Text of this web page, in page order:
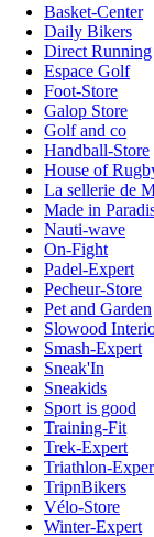
Basket-Center
Daily Bikers
Direct Running
Espace Golf
Foot-Store
Galop Store
Golf and co
Handball-Store
House of
La sellerie de
Made in
Nauti-wave
On-Fight
Padel-Expert
Pecheur-Store
Pet and Garden
Slowood
Smash-Expert
Sneak'In
Sneakids
Sport is good
Training-Fit
Trek-Expert
Triathlon-
TripnBikers
Vélo-Store
Winter-Expert